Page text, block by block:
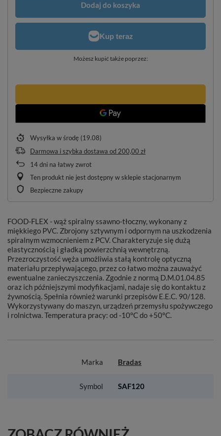
Dodaj do koszyka
Możesz kupić także poprzez:
Wysyłka w środę (19.08)
Darmowa i szybka dostawa od 200,00 zł
14dni na łatwy zwrot
Ten produkt nie jest dostępny w sklepie stacjonarnym
Bezpieczne zakupy
FOOD-FLEX - wąż spiralny ssawno-tłoczny, wykonany z
miękkiego PVC. Zbrojony sztywnym i odpornym na uszkodzenia
spiralnym wzmocnieniem z PCV. Charakteryzuje się dużą
elastycznością i gładką powierzchnią wewnętrzną.
Przezroczystość węża umożliwia stałą kontrolę optyczną
materiału przepływającego, przez co łatwo można zauważyć
ewentualne zanieczyszczenia. Zgodnie z normą D.M.01.04.85
oraz ich późniejszymi modyfikacjami, nadaje się do kontaktu z
żywnością. Spełnia również warunki przepisów E.E.C. 90/128.
Wykorzystywany do maszyn, urządzeń przemysłu spożywczego
i rolnictwa. Temperatura pracy: od -10°C do +50°C.
Marka Bradas
Symbol SAF120